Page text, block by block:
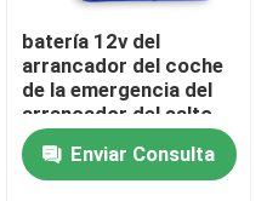
batería 12v del
arrancador del coche
de la emergencia del
arrancador del salto
del litio de la fuente de
alimentación
4000mAh
Enviar Consulta